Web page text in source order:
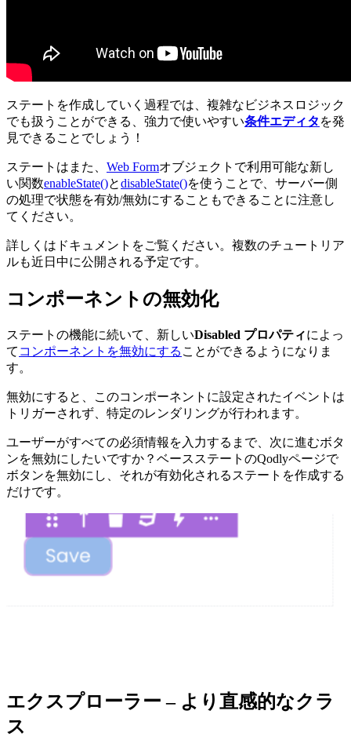
ステートを作成していく過程では、複雑なビジネスロジック
でも扱うことができる、強力で使いやすい条件エディタ を発
見できることでしょう！
ステートはまた、 Web Formオブジェクトで利用可能な新し
い関数enableState()とdisableState()を使うことで、サーバー側
の処理で状態を有効/無効にすることもできることに注意し
てください。
詳しくはドキュメントをご覧ください。複数のチュートリア
ルも近日中に公開される予定です。
コンポーネントの無効化
ステートの機能に続いて、新しいDisabled プロパティによっ
て コンポーネントを無効にする ことができるようになりま
す。
無効にすると、このコンポーネントに設定されたイベントは
トリガーされず、特定のレンダリングが行われます。
ユーザーがすべての必須情報を入力するまで、次に進むボタ
ンを無効にしたいですか？ベースステートのQodlyページで
ボタンを無効にし、それが有効化されるステートを作成する
だけです。
エクスプローラー – より直感的なクラ
ス